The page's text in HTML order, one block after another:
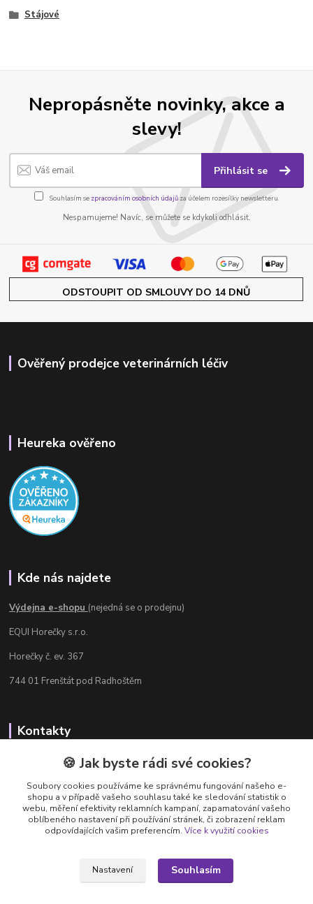
Stájové
Nepropásněte novinky, akce a
slevy!
Přihlásit se
Souhlasím se zpracováním osobních údajůza účelem rozesílky newsletteru.
Nespamujeme! Navíc, se můžete se kdykoli odhlásit.
ODSTOUPIT OD SMLOUVY DO 14 DNŮ
Ověřený prodejce veterinárních léčiv
Heureka ověřeno
Kde nás najdete
Výdejna e-shopu (nejedná se o prodejnu)
EQUI Horečky s.r.o.
Horečky č. ev. 367
744 01 Frenštát pod Radhoštěm
Kontakty
Radka Chamrádová
+420 737 484 708
Výdejna e-shopu: Po-Ne, 8-20 hod.
info@equi-horecky.cz
🍪 Jak byste rádi své cookies?
Soubory cookies používáme ke správnému fungování našeho e-
shopu a v případě vašeho souhlasu také ke sledování statistik o
webu, měření efektivity reklamních kampaní, zapamatování vašeho
oblíbeného nastavení při používání stránek, či zobrazení reklam
odpovídajících vašim preferencím. Více k využití cookies
Nastavení Souhlasím